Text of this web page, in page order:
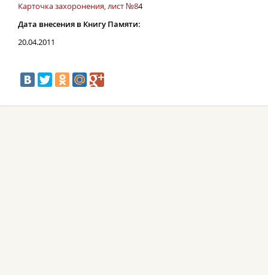
Карточка захоронения, лист №84
Дата внесения в Книгу Памяти:
20.04.2011